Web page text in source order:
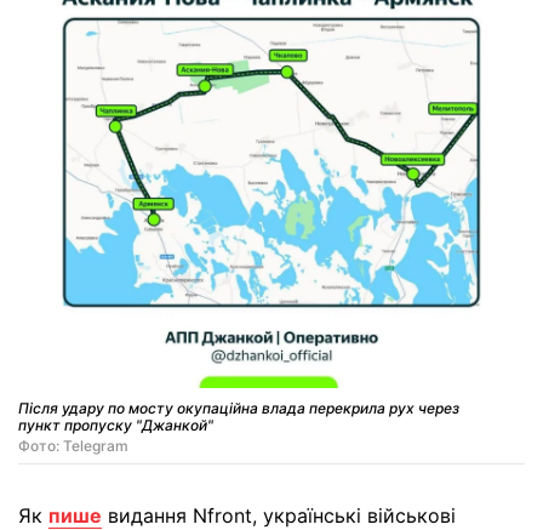
Після удару по мосту окупаційна влада перекрила рух через
пункт пропуску "Джанкой"
Фото: Telegram
Як пише видання Nfront, українські військові